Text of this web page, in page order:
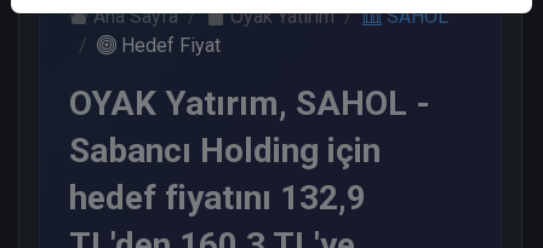
Ana Sayfa Oyak Yatırım
SAHOL
Hedef Fiyat
OYAK Yatırım, SAHOL -
Sabancı Holding için
hedef fiyatını 132,9